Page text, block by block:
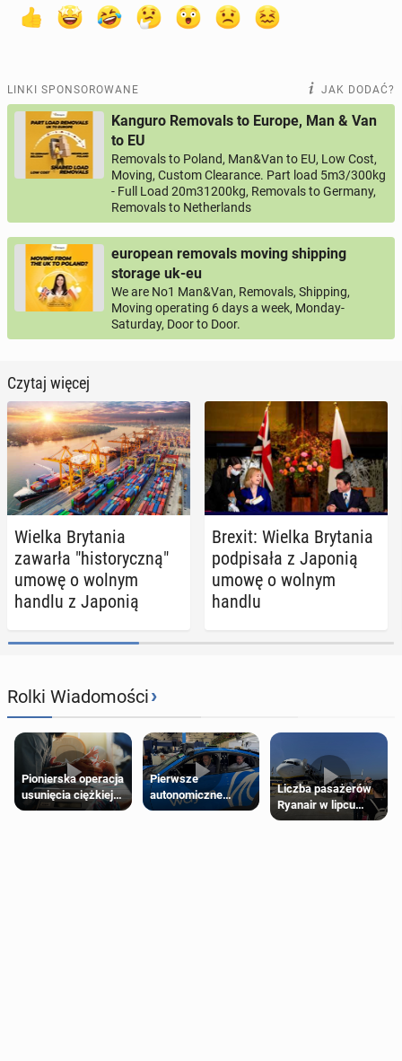
LINKI SPONSOROWANE JAK DODAĆ?
Kanguro Removals to Europe, Man & Van
to EU
Removals to Poland, Man&Van to EU, Low Cost,
Moving, Custom Clearance. Part load 5m3/300kg
- Full Load 20m31200kg, Removals to Germany,
Removals to Netherlands
european removals moving shipping
storage uk-eu
We are No1 Man&Van, Removals, Shipping,
Moving operating 6 days a week, Monday-
Saturday, Door to Door.
Czytaj więcej
Wielka Bry­ta­nia
zawarła "hi­sto­rycz­ną"
umowę o wolnym
handlu z Japonią
Brexit: Wielka Bry­ta­nia
pod­pi­sa­ła z Japonią
umowę o wolnym
handlu
Rolki Wiadomości›
Pionierska operacja
usunięcia ciężkiej
wady wrodzonej
Pierwsze
autonomiczne
Ubery pojawią się
Liczba pasażerów
Ryanair w lipcu
pobiła rekord